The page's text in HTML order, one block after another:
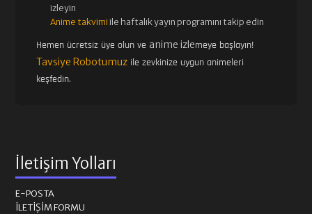
izleyin
Anime takvimi ile haftalık yayın programını takip edin
Hemen ücretsiz üye olun ve anime izlemeye başlayın!
Tavsiye Robotumuz ile zevkinize uygun animeleri
keşfedin.
İletişim Yolları
E-POSTA
İLETIŞIM FORMU